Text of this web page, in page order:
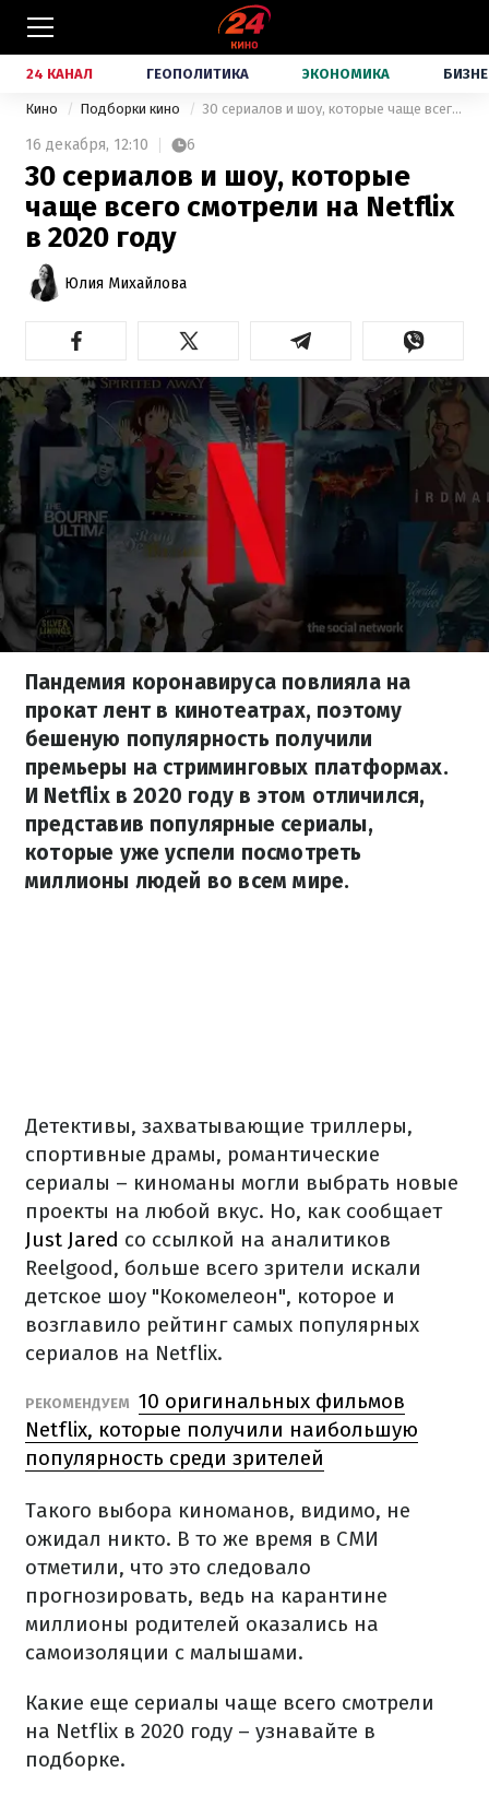
24 КАНАЛ ГЕОПОЛИТИКА ЭКОНОМИКА
Кино Подборки кино 30 сериалов и шоу, которые чаще всего смотрели на Netflix в 2020 году
16 декабря, 12:10 6
30 сериалов и шоу, которые
чаще всего смотрели на Netflix
в 2020 году
Юлия Михайлова
Пандемия коронавируса повлияла на
прокат лент в кинотеатрах, поэтому
бешеную популярность получили
премьеры на стриминговых платформах.
И Netflix в 2020 году в этом отличился,
представив популярные сериалы,
которые уже успели посмотреть
миллионы людей во всем мире.
Детективы, захватывающие триллеры,
спортивные драмы, романтические
сериалы – киноманы могли выбрать новые
проекты на любой вкус. Но, как сообщает
Just Jared со ссылкой на аналитиков
Reelgood, больше всего зрители искали
детское шоу "Кокомелеон", которое и
возглавило рейтинг самых популярных
сериалов на Netflix.
РЕКОМЕНДУЕМ 10 оригинальных фильмов
Netflix, которые получили наибольшую
популярность среди зрителей
Такого выбора киноманов, видимо, не
ожидал никто. В то же время в СМИ
отметили, что это следовало
прогнозировать, ведь на карантине
миллионы родителей оказались на
самоизоляции с малышами.
Какие еще сериалы чаще всего смотрели
на Netflix в 2020 году – узнавайте в
подборке.